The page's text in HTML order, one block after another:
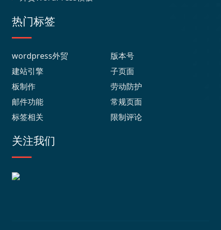
热门标签
wordpress外贸
版本号
建站引擎
子页面
板制作
劳动防护
邮件功能
常规页面
标签相关
限制评论
关注我们